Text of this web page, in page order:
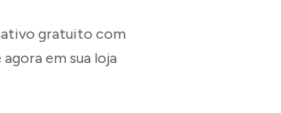
gratuito com
em sua loja